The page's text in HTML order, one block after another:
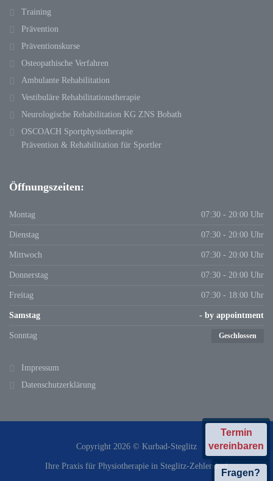
Fragen?
Termin
vereinbaren
Training
Prävention
Präventionskurse
Osteopathische Verfahren
Ambulante Rehabilitation
Vestibuläre Rehabilitationstherapie
Neurologische Rehabilitation KG ZNS Bobath
OSCOACH Sportphysiotherapie
Prävention & Rehabilitation für Sportler
Öffnungszeiten:
Montag 07:30 - 20:00 Uhr
Dienstag 07:30 - 20:00 Uhr
Mittwoch 07:30 - 20:00 Uhr
Donnerstag 07:30 - 20:00 Uhr
Freitag 07:30 - 18:00 Uhr
Samstag - by appointment
Sonntag Geschlossen
Impressum
Datenschutzerklärung
Copyright 2026 © Kurbad-Steglitz
Ihre Praxis für Physiotherapie in Steglitz-Zehlendorf